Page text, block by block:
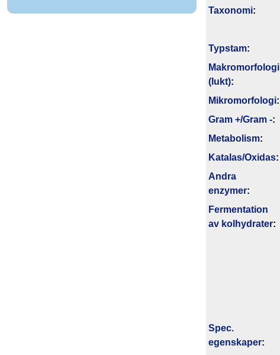
Taxonomi:
Typstam:
Makromorfologi
(lukt):
Mikromorfologi:
Gram +/Gram -:
Metabolism:
Katalas/Oxidas:
Andra
enzymer:
Fermentation
av kolhydrater:
Spec.
egenskaper: